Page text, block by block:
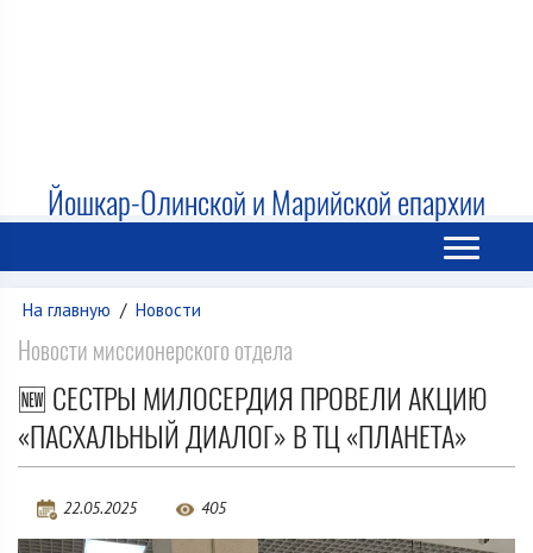
Йошкар-Олинской и Марийской епархии
На главную / Новости
Новости миссионерского отдела
🆕 СЕСТРЫ МИЛОСЕРДИЯ ПРОВЕЛИ АКЦИЮ
«ПАСХАЛЬНЫЙ ДИАЛОГ» В ТЦ «ПЛАНЕТА»
22.05.2025 405